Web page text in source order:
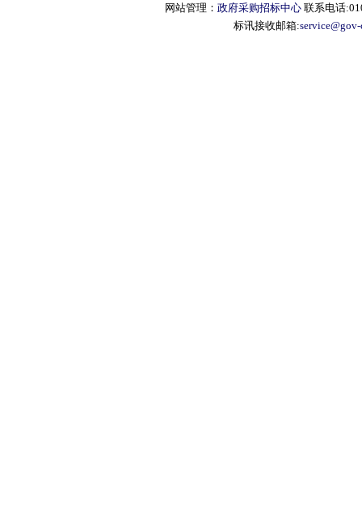
网站管理： 政府采购招标中心 联系电话
标讯接收邮箱: